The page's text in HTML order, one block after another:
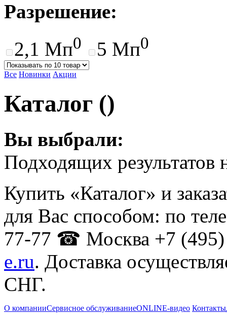
Разрешение:
2,1 Мп0 5 Мп0
Все Новинки Акции
Каталог ()
Вы выбрали:
Подходящих результатов
Купить «Каталог» и
для Вас способом: по
77-77 ☎ Москва +7 (495)
e.ru. Доставка
СНГ.
О компанииСервисное обслуживаниеONLINE-видео Контакты